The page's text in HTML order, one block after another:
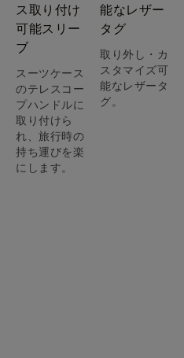
ス取り付け
可能スリー
ブ
スーツケース
のテレスコー
プハンドルに
取り付けら
れ、旅行時の
持ち運びを楽
にします。
能なレザー
タグ
取り外し・カ
スタマイズ可
能なレザータ
グ。